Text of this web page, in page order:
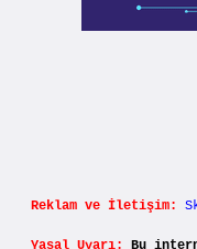
Reklam ve İletişim:
Yasal Uyarı:
Bu